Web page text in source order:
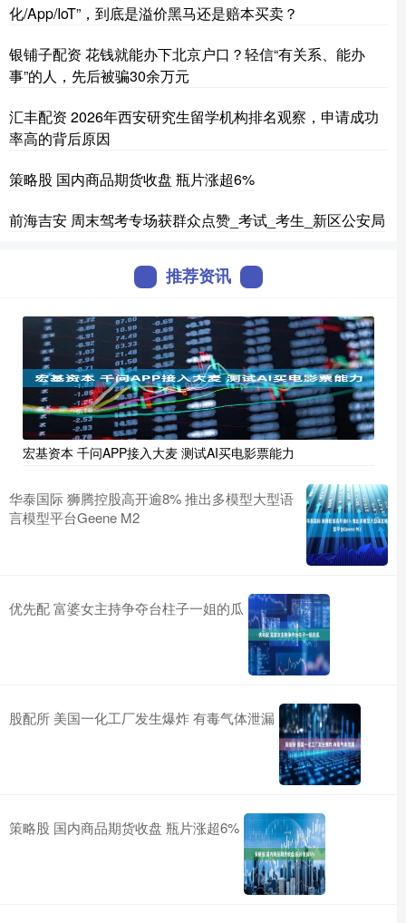
化/App/IoT”，到底是溢价黑马还是赔本买卖？
银铺子配资 花钱就能办下北京户口？轻信“有关系、能办
事”的人，先后被骗30余万元
汇丰配资 2026年西安研究生留学机构排名观察，申请成功
率高的背后原因
策略股 国内商品期货收盘 瓶片涨超6%
前海吉安 周末驾考专场获群众点赞_考试_考生_新区公安局
推荐资讯
宏基资本 千问APP接入大麦 测试AI买电影票能力
华泰国际 狮腾控股高开逾8% 推出多模型大型语
言模型平台Geene M2
优先配 富婆女主持争夺台柱子一姐的瓜
股配所 美国一化工厂发生爆炸 有毒气体泄漏
策略股 国内商品期货收盘 瓶片涨超6%